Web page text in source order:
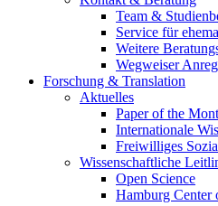
Team &
Service für
Weitere
Wegweiser
Forschung & Translation
Aktuelles
Paper of the
Internationale
Freiwilliges
Wissenschaftliche
Open Science
Hamburg Center